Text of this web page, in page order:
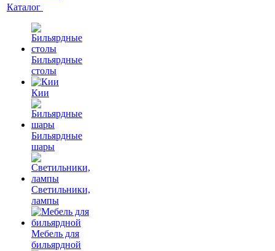
Каталог
Бильярдные
столы
Кии
Бильярдные
шары
Светильники,
лампы
Мебель для
бильярдной